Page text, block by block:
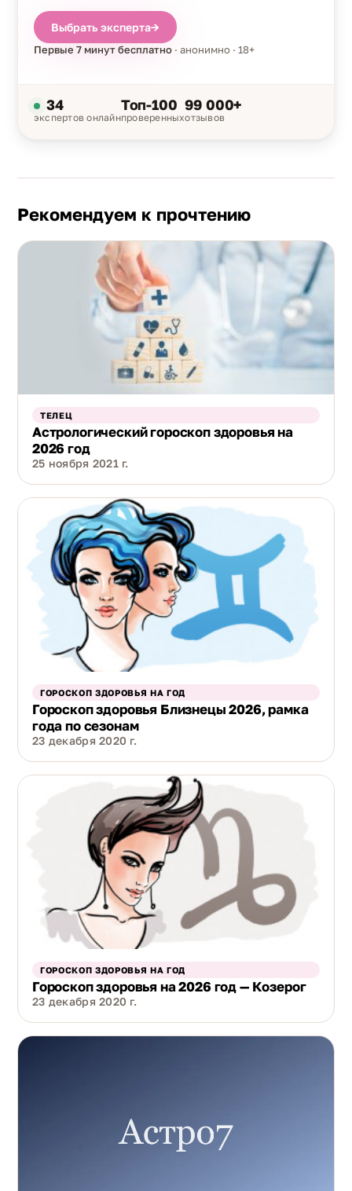
Выбрать эксперта→
Первые 7 минут бесплатно · анонимно · 18+
34
экспертов онлайн
Топ-100
проверенных
99 000+
отзывов
Рекомендуем к прочтению
ТЕЛЕЦ
Астрологический гороскоп здоровья на
2026 год
25 ноября 2021 г.
ГОРОСКОП ЗДОРОВЬЯ НА ГОД
Гороскоп здоровья Близнецы 2026, рамка
года по сезонам
23 декабря 2020 г.
ГОРОСКОП ЗДОРОВЬЯ НА ГОД
Гороскоп здоровья на 2026 год — Козерог
23 декабря 2020 г.